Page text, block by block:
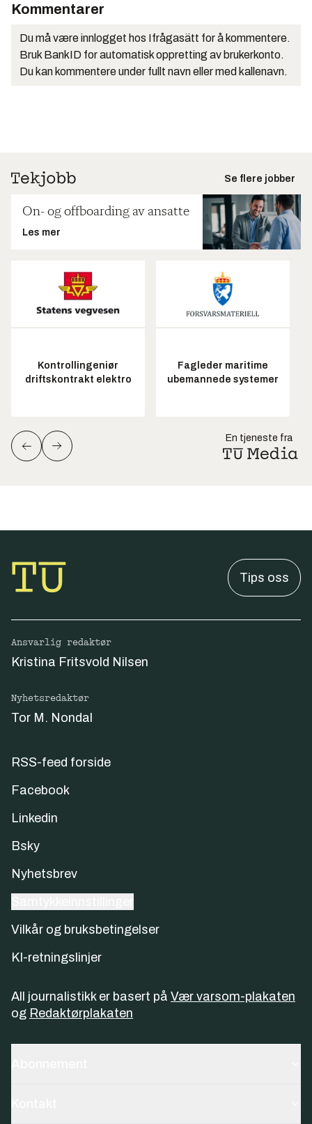
Kommentarer
Du må være innlogget hos Ifrågasätt for å kommentere.
Bruk BankID for automatisk oppretting av brukerkonto.
Du kan kommentere under fullt navn eller med kallenavn.
Se flere jobber
On- og offboarding av ansatte
Les mer
Kontrollingeniør
driftskontrakt elektro
Fagleder maritime
ubemannede systemer
En tjeneste fra
Tips oss
Ansvarlig redaktør
Kristina Fritsvold Nilsen
Nyhetsredaktør
Tor M. Nondal
RSS-feed forside
Facebook
Linkedin
Bsky
Nyhetsbrev
Vilkår og bruksbetingelser
KI-retningslinjer
All journalistikk er basert på Vær varsom-plakaten
og Redaktørplakaten